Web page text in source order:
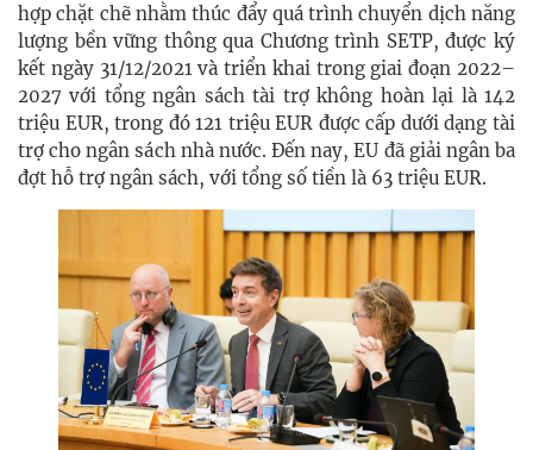
hợp chặt chẽ nhằm thúc đẩy quá trình chuyển dịch năng
lượng bền vững thông qua Chương trình SETP, được ký
kết ngày 31/12/2021 và triển khai trong giai đoạn 2022–
2027 với tổng ngân sách tài trợ không hoàn lại là 142
triệu EUR, trong đó 121 triệu EUR được cấp dưới dạng tài
trợ cho ngân sách nhà nước. Đến nay, EU đã giải ngân ba
đợt hỗ trợ ngân sách, với tổng số tiền là 63 triệu EUR.